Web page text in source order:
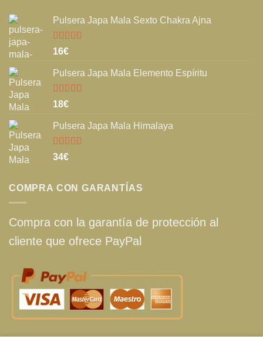
Pulsera Japa Mala Sexto Chakra Ajna
Valorado
5
16€
Pulsera Japa Mala Elemento Espíritu
Valorado
5
18€
Pulsera Japa Mala Himalaya
Valorado
34€
COMPRA CON GARANTÍAS
Compra con la garantía de protección al
cliente que ofrece PayPal